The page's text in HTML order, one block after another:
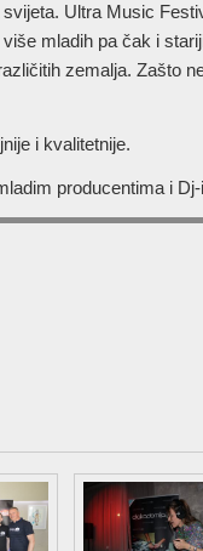
Ultra Music
mladih pa čak i
zemalja. Zašto
i kvalitetnije.
producentima i